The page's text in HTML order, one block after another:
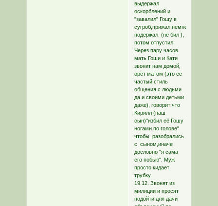
выдержал
оскорблений и
"завалил" Гошу в
сугроб,прижал,немного
подержал. (не бил ),
потом отпустил.
Через пару часов
мать Гоши и Кати
звонит нам домой,
орёт матом (это ее
частый стиль
общения с людьми
да и своими детьми
даже), говорит что
Кирилл (наш
сын)"избил её Гошу
ногами по голове"
чтобы разобрались
с сыном,иначе
дословно "я сама
его побью". Муж
просто кидает
трубку.
19.12. Звонят из
милиции и просят
подойти для дачи